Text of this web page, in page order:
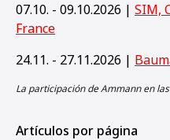
07.10. - 09.10.2026 | SIM,
France
24.11. - 27.11.2026 |
La participación de Ammann en
Artículos por página